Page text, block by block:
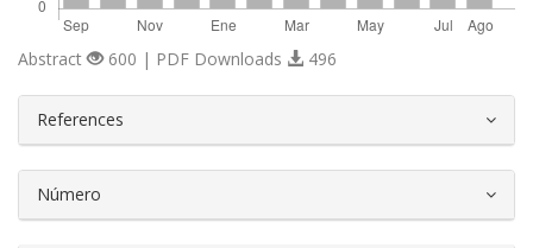
Abstract 600 | PDF Downloads 496
References
Número